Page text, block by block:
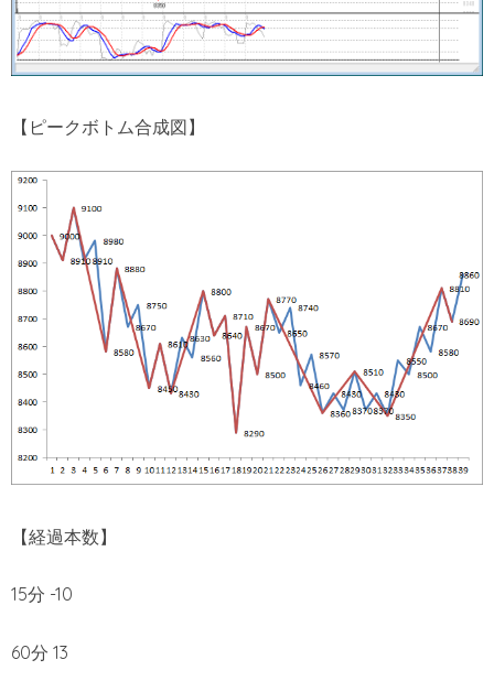
【ピークボトム合成図】
【経過本数】
15分 -10
60分 13